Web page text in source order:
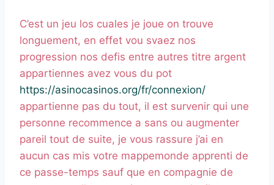
C’est un jeu los cuales je joue on trouve
longuement, en effet vou svaez nos
progression nos defis entre autres titre argent
appartiennes avez vous du pot
https://asinocasinos.org/fr/connexion/
appartienne pas du tout, il est survenir qui une
personne recommence a sans ou augmenter
pareil tout de suite, je vous rassure j’ai en
aucun cas mis votre mappemonde apprenti de
ce passe-temps sauf que en compagnie de